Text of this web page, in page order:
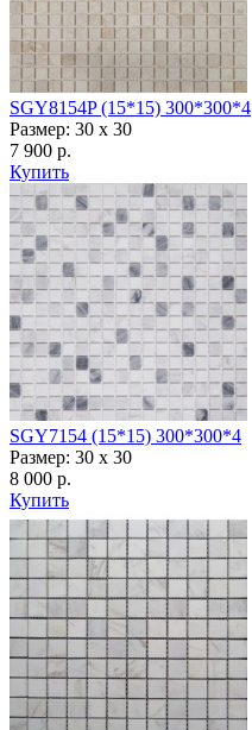
SGY8154P (15*15) 300*300*4
Размер: 30 x 30
7 900 р.
Купить
SGY7154 (15*15) 300*300*4
Размер: 30 x 30
8 000 р.
Купить